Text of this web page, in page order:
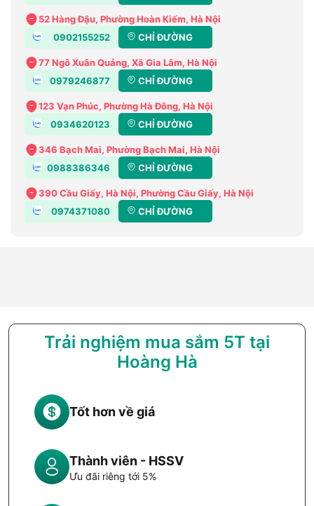
52 Hàng Đậu, Phường Hoàn Kiếm, Hà Nội
0902155252
CHỈ ĐƯỜNG
77 Ngô Xuân Quảng, Xã Gia Lâm, Hà Nội
0979246877
CHỈ ĐƯỜNG
123 Vạn Phúc, Phường Hà Đông, Hà Nội
0934620123
CHỈ ĐƯỜNG
346 Bạch Mai, Phường Bạch Mai, Hà Nội
0988386346
CHỈ ĐƯỜNG
390 Cầu Giấy, Hà Nội, Phường Cầu Giấy, Hà Nội
0974371080
CHỈ ĐƯỜNG
Trải nghiệm mua sắm 5T tại
Hoàng Hà
Tốt hơn về giá
Thành viên - HSSV
Ưu đãi riêng tới 5%